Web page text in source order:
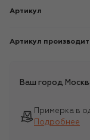
Артикул
Артикул
Ваш город
Примерка в
Подробнее